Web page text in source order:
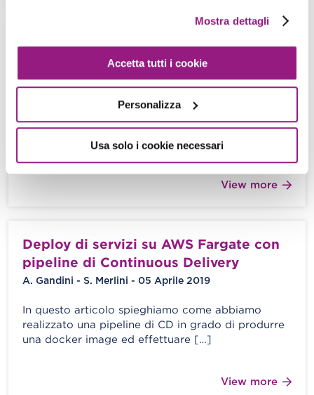
Mostra dettagli
Accetta tutti i cookie
Personalizza
Usa solo i cookie necessari
AWS CloudFormation: i primi 5 motivi
per non usarlo
A. Gandini - S. Merlini - 03 Maggio 2019
Come sopravvivere alle più comuni trappole ed
ottenere il meglio dal servizio, senza troppi mal di
testa. A chi non […]
View more
Deploy di servizi su AWS Fargate con
pipeline di Continuous Delivery
A. Gandini - S. Merlini - 05 Aprile 2019
In questo articolo spieghiamo come abbiamo
realizzato una pipeline di CD in grado di produrre
una docker image ed effettuare […]
View more